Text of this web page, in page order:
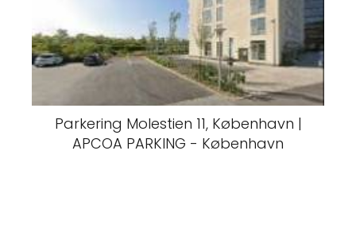
Parkering Molestien 11, København |
APCOA PARKING - København